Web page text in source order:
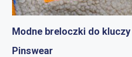
Modne breloczki do
Pinswear